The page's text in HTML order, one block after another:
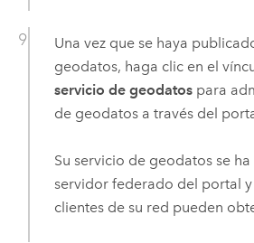
Una vez que se haya
geodatos, haga clic en el
servicio de geodatospara
de geodatos a través del
Su servicio de geodatos se
servidor federado del portal y
clientes de su red pueden